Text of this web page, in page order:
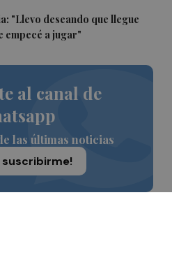
"Llevo deseando que llegue
empecé a jugar"
al canal de
las últimas noticias
suscribirme!